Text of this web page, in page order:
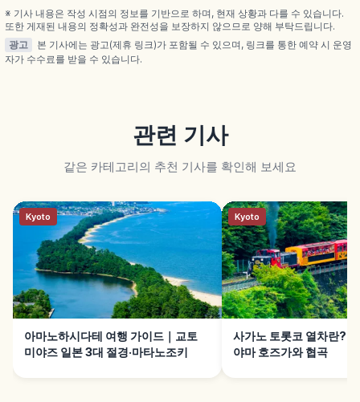
※ 기사 내용은 작성 시점의 정보를 기반으로 하며, 현재 상황과 다를 수 있습니다.
또한 게재된 내용의 정확성과 완전성을 보장하지 않으므로 양해 부탁드립니다.
광고
본 기사에는 광고(제휴 링크)가 포함될 수 있으며, 링크를 통한 예약 시 운영
자가 수수료를 받을 수 있습니다.
관련 기사
같은 카테고리의 추천 기사를 확인해 보세요
Kyoto
아마노하시다테 여행 가이드｜교토
미야즈 일본 3대 절경·마타노조키
Kyoto
사가노 토롯코 열차란?
야마 호즈가와 협곡